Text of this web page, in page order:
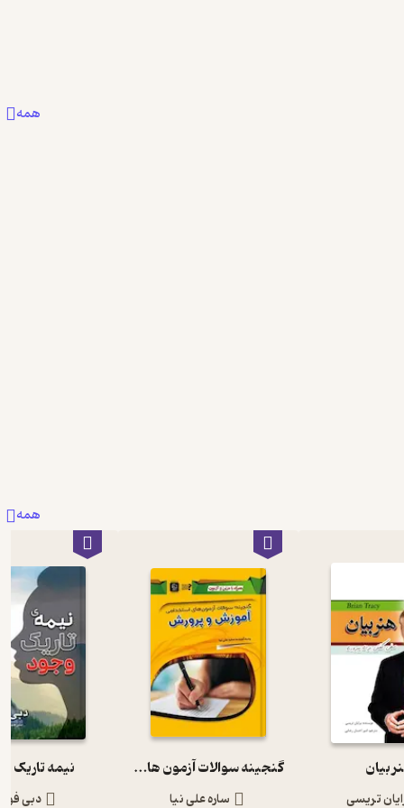
همه
همه
بیان
تریسی
گنجینه سوالات آزمون های استخدامی آموزش و پرورش
ساره علی نیا
نیمه تاریک
دبی